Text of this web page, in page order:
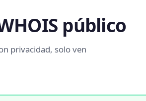
público
privacidad, solo ven